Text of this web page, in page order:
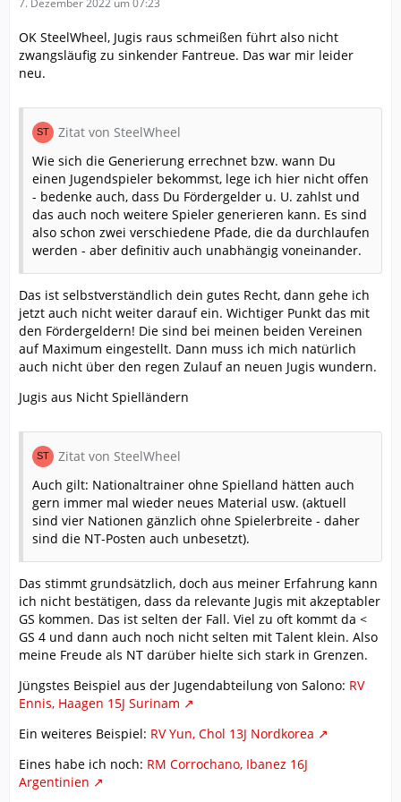
OK SteelWheel, Jugis raus schmeißen führt also nicht
zwangsläufig zu sinkender Fantreue. Das war mir leider
neu.
Zitat von SteelWheel
Wie sich die Generierung errechnet bzw. wann Du
einen Jugendspieler bekommst, lege ich hier nicht offen
- bedenke auch, dass Du Fördergelder u. U. zahlst und
das auch noch weitere Spieler generieren kann. Es sind
also schon zwei verschiedene Pfade, die da durchlaufen
werden - aber definitiv auch unabhängig voneinander.
Das ist selbstverständlich dein gutes Recht, dann gehe ich
jetzt auch nicht weiter darauf ein. Wichtiger Punkt das mit
den Fördergeldern! Die sind bei meinen beiden Vereinen
auf Maximum eingestellt. Dann muss ich mich natürlich
auch nicht über den regen Zulauf an neuen Jugis wundern.
Jugis aus Nicht Spielländern
Zitat von SteelWheel
Auch gilt: Nationaltrainer ohne Spielland hätten auch
gern immer mal wieder neues Material usw. (aktuell
sind vier Nationen gänzlich ohne Spielerbreite - daher
sind die NT-Posten auch unbesetzt).
Das stimmt grundsätzlich, doch aus meiner Erfahrung kann
ich nicht bestätigen, dass da relevante Jugis mit akzeptabler
GS kommen. Das ist selten der Fall. Viel zu oft kommt da <
GS 4 und dann auch noch nicht selten mit Talent klein. Also
meine Freude als NT darüber hielte sich stark in Grenzen.
Jüngstes Beispiel aus der Jugendabteilung von Salono: RV
Ennis, Haagen 15J Surinam
Ein weiteres Beispiel: RV Yun, Chol 13J Nordkorea
Eines habe ich noch: RM Corrochano, Ibanez 16J
Argentinien